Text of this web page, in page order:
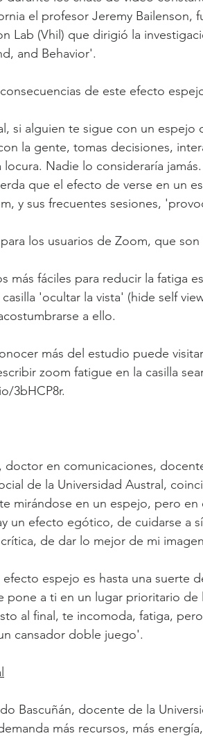
el profesor Jeremy Bailenson,
Lab (Vhil) que dirigió la
and Behavior'.
de este efecto
si alguien te sigue con un
la gente, tomas decisiones,
locura. Nadie lo consideraría
que el efecto de verse en un
y sus frecuentes sesiones,
los usuarios de Zoom, que son
más fáciles para reducir la fatiga
'ocultar la vista' (hide self
a ello.
más del estudio puede
zoom fatigue en la casilla
3bHCP8r.
doctor en comunicaciones,
de la Universidad Austral,
mirándose en un espejo, pero
un efecto egótico, de cuidarse a
de dar lo mejor de mi
espejo es hasta una suerte
a ti en un lugar prioritario de
al final, te incomoda, fatiga,
cansador doble juego'.
Bascuñán, docente de la
más recursos, más